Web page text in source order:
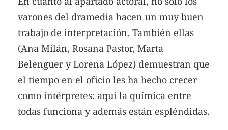
varones del dramedia hacen un muy buen
trabajo de interpretación. También ellas
(Ana Milán, Rosana Pastor, Marta
Belenguer y Lorena López) demuestran que
el tiempo en el oficio les ha hecho crecer
como intérpretes: aquí la química entre
todas funciona y además están espléndidas.